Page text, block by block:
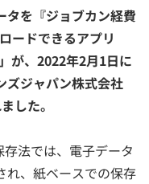
タを『ジョブカン経費
ードできるアプリ
が、2022年2月1日に
ズジャパン株式会社
した。
法では、電子データ
れ、紙ベースでの保存